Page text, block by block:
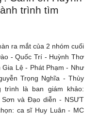
trình tìm
ra mắt của 2 nhóm cuối
- Quốc Trí - Huỳnh Thơ
Lệ - Phát Phạm - Như
Trọng Nghĩa - Thùy
trình là ban giám khảo:
Sơn và Đạo diễn - NSƯT
ca sĩ Huy Luân - MC